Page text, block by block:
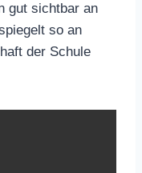
gut sichtbar an
so an
der Schule